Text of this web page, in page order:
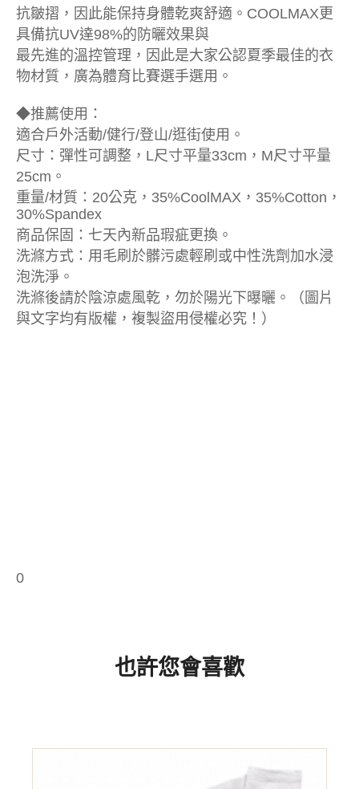
抗皺摺，因此能保持身體乾爽舒適。COOLMAX更
具備抗UV達98%的防曬效果與
最先進的溫控管理，因此是大家公認夏季最佳的衣
物材質，廣為體育比賽選手選用。
◆推薦使用：
適合戶外活動/健行/登山/逛街使用。
尺寸：彈性可調整，L尺寸平量33cm，M尺寸平量
25cm。
重量/材質：20公克，35%CoolMAX，35%Cotton，
30%Spandex
商品保固：七天內新品瑕疵更換。
洗滌方式：用毛刷於髒污處輕刷或中性洗劑加水浸
泡洗淨。
洗滌後請於陰涼處風乾，勿於陽光下曝曬。（圖片
與文字均有版權，複製盜用侵權必究！）
0
也許您會喜歡